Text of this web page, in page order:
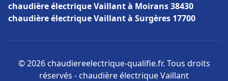
chaudière électrique Vaillant à Moirans 38430
chaudière électrique Vaillant à Surgères 17700
© 2026 chaudiereelectrique-qualifie.fr. Tous droits
réservés - chaudière électrique Vaillant